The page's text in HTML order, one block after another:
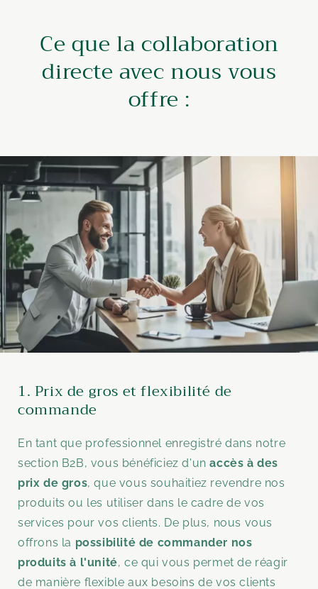
Ce que la collaboration
directe avec nous vous
offre :
1. Prix de gros et flexibilité de
commande
En tant que professionnel enregistré dans notre
section B2B, vous bénéficiez d'unaccès à des
prix de gros, que vous souhaitiez revendre nos
produits ou les utiliser dans le cadre de vos
services pour vos clients. De plus, nous vous
offrons la possibilité de commander nos
produits à l'unité, ce qui vous permet de réagir
de manière flexible aux besoins de vos clients